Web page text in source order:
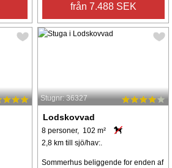
från 7.488 SEK
Stugnr: 36327
Lodskovvad
8 personer, 102 m²
2,8 km till sjö/hav:.
Sommerhus beliggende for enden af